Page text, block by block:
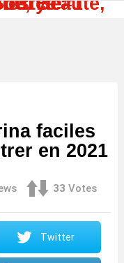
faciles
en 2021
33 Votes
Twitter